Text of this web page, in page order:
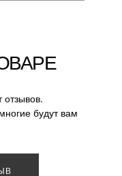
отзывов.
будут вам